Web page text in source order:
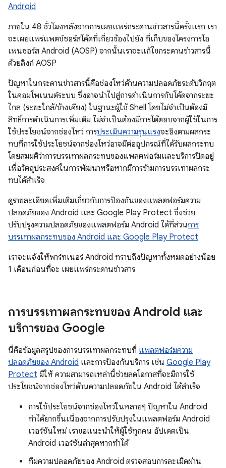
Android
ภายใน 48 ชั่วโมงหลังจากการเผยแพร่กระดานข่าวสารนี้ครั้งแรก เรา
จะเผยแพร่แพตช์ซอร์สโค้ดที่เกี่ยวข้องไปยัง ที่เก็บของโครงการโอ
เพนซอร์ส Android (AOSP) จากนั้นเราจะแก้ไขกระดานข่าวสารนี้
ด้วยลิงก์ AOSP
ปัญหาในกระดานข่าวสารนี้คือช่องโหว่ด้านความปลอดภัยระดับวิกฤต
ในคอมโพเนนต์ระบบ ซึ่งอาจนำไปสู่การดำเนินการกับโค้ดจากระยะ
ไกล (ระยะใกล้/ข้างเคียง) ในฐานะผู้ใช้ Shell โดยไม่จำเป็นต้องมี
สิทธิ์การดำเนินการเพิ่มเติม ไม่จำเป็นต้องมีการโต้ตอบจากผู้ใช้ในการ
ใช้ประโยชน์จากช่องโหว่ การประเมินความรุนแรงจะอิงตามผลกระ
ทบที่การใช้ประโยชน์จากช่องโหว่อาจมีต่ออุปกรณ์ที่ได้รับผลกระทบ
โดยสมมติว่าการบรรเทาผลกระทบของแพลตฟอร์มและบริการปิดอยู่
เพื่อวัตถุประสงค์ในการพัฒนาหรือหากมีการข้ามการบรรเทาผลกระ
ทบได้สำเร็จ
ดูรายละเอียดเพิ่มเติมเกี่ยวกับการป้องกันของแพลตฟอร์มความ
ปลอดภัยของ Android และ Google Play Protect ซึ่งช่วย
ปรับปรุงความปลอดภัยของแพลตฟอร์ม Android ได้ที่ส่วนการ
บรรเทาผลกระทบของ Android และ Google Play Protect
เราจะแจ้งให้พาร์ทเนอร์ Android ทราบถึงปัญหาทั้งหมดอย่างน้อย
1 เดือนก่อนที่จะ เผยแพร่กระดานข่าวสาร
การบรรเทาผลกระทบของ Android และ
บริการของ Google
นี่คือข้อมูลสรุปของการบรรเทาผลกระทบที่ แพลตฟอร์มความ
ปลอดภัยของ Android และการป้องกันบริการ เช่น Google Play
Protect มีให้ ความสามารถเหล่านี้ช่วยลดโอกาสที่จะมีการใช้
ประโยชน์จากช่องโหว่ด้านความปลอดภัยใน Android ได้สำเร็จ
การใช้ประโยชน์จากช่องโหว่ในหลายๆ ปัญหาใน Android
ทำได้ยากขึ้นเนื่องจากการปรับปรุงในแพลตฟอร์ม Android
เวอร์ชันใหม่ เราขอแนะนำให้ผู้ใช้ทุกคน อัปเดตเป็น
Android เวอร์ชันล่าสุดหากทำได้
ทีมความปลอดภัยของ Android ตรวจสอบการละเมิดผ่าน